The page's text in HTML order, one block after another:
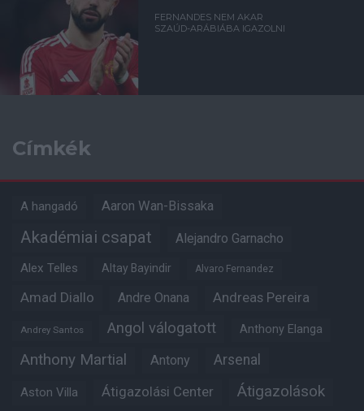
FERNANDES NEM AKAR
SZAÚD-ARÁBIÁBA IGAZOLNI
Címkék
A hangadó Aaron Wan-Bissaka
Akadémiai csapat Alejandro Garnacho
Alex Telles Altay Bayindir Alvaro Fernandez
Amad Diallo Andre Onana Andreas Pereira
Andrey Santos Angol válogatott Anthony Elanga
Anthony Martial Antony Arsenal
Aston Villa Átigazolási Center Átigazolások